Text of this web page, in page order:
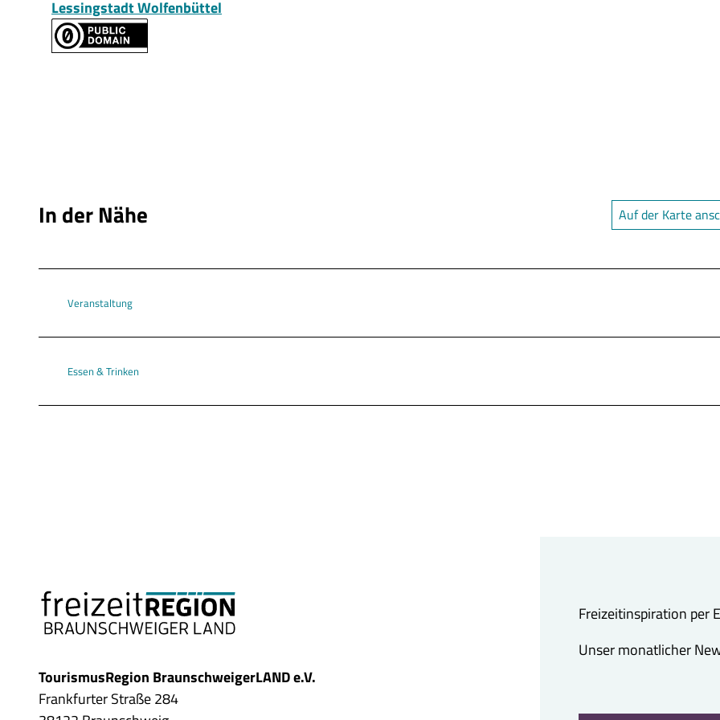
Lessingstadt Wolfenbüttel
In der Nähe Auf der Karte
Veranstaltung
Essen & Trinken
TourismusRegion BraunschweigerLAND e.V.
Frankfurter Straße 284
Freizeitinspiration per
Unser monatlicher